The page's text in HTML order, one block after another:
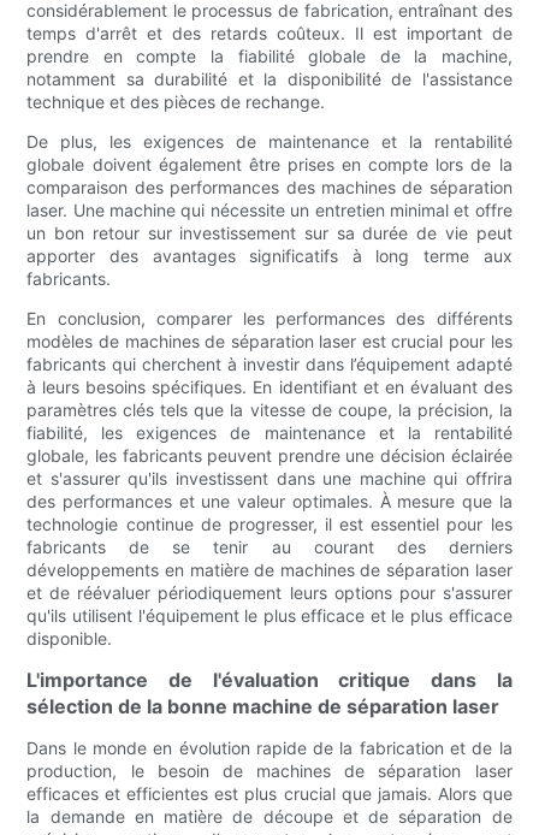
considérablement le processus de fabrication, entraînant des
temps d'arrêt et des retards coûteux. Il est important de
prendre en compte la fiabilité globale de la machine,
notamment sa durabilité et la disponibilité de l'assistance
technique et des pièces de rechange.
De plus, les exigences de maintenance et la rentabilité
globale doivent également être prises en compte lors de la
comparaison des performances des machines de séparation
laser. Une machine qui nécessite un entretien minimal et offre
un bon retour sur investissement sur sa durée de vie peut
apporter des avantages significatifs à long terme aux
fabricants.
En conclusion, comparer les performances des différents
modèles de machines de séparation laser est crucial pour les
fabricants qui cherchent à investir dans l’équipement adapté
à leurs besoins spécifiques. En identifiant et en évaluant des
paramètres clés tels que la vitesse de coupe, la précision, la
fiabilité, les exigences de maintenance et la rentabilité
globale, les fabricants peuvent prendre une décision éclairée
et s'assurer qu'ils investissent dans une machine qui offrira
des performances et une valeur optimales. À mesure que la
technologie continue de progresser, il est essentiel pour les
fabricants de se tenir au courant des derniers
développements en matière de machines de séparation laser
et de réévaluer périodiquement leurs options pour s'assurer
qu'ils utilisent l'équipement le plus efficace et le plus efficace
disponible.
L'importance de l'évaluation critique dans la
sélection de la bonne machine de séparation laser
Dans le monde en évolution rapide de la fabrication et de la
production, le besoin de machines de séparation laser
efficaces et efficientes est plus crucial que jamais. Alors que
la demande en matière de découpe et de séparation de